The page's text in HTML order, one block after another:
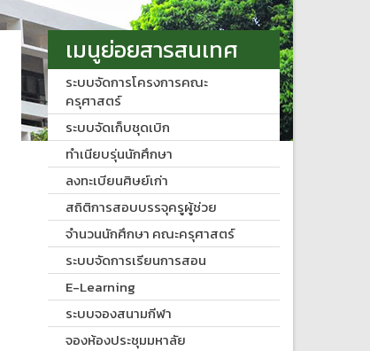
เมนูย่อยสารสนเทศ
ระบบจัดการโครงการคณะ
ครุศาสตร์
ระบบจัดเก็บชุดเบิก
ทำเนียบรุ่นนักศึกษา
ลงทะเบียนศิษย์เก่า
สถิติการสอบบรรจุครูผู้ช่วย
จำนวนนักศึกษา คณะครุศาสตร์
ระบบจัดการเรียนการสอน
E-Learning
ระบบจองสนามกีฬา
จองห้องประชุมมหาลัย